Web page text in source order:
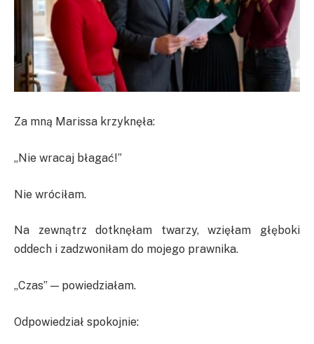
Za mną Marissa krzyknęła:
„Nie wracaj błagać!”
Nie wróciłam.
Na zewnątrz dotknęłam twarzy, wzięłam głęboki
oddech i zadzwoniłam do mojego prawnika.
„Czas” — powiedziałam.
Odpowiedział spokojnie: